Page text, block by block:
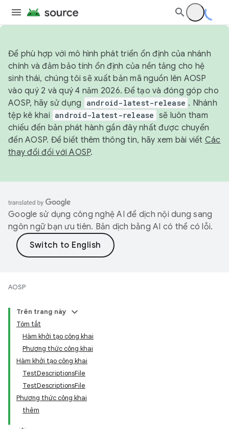
Để phù hợp với mô hình phát triển ổn định của nhánh
chính và đảm bảo tính ổn định của nền tảng cho hệ
sinh thái, chúng tôi sẽ xuất bản mã nguồn lên AOSP
vào quý 2 và quý 4 năm 2026. Để tạo và đóng góp cho
AOSP, hãy sử dụng
android-latest-release . Nhánh
tệp kê khai android-latest-release sẽ luôn tham
chiếu đến bản phát hành gần đây nhất được chuyển
đến AOSP. Để biết thêm thông tin, hãy xem bài viết Các
thay đổi đối với AOSP.
Google sử dụng công nghệ AI để dịch nội dung sang
ngôn ngữ bạn ưu tiên. Bản dịch bằng AI có thể có lỗi.
AOSP
Trên trang này
Tóm tắt
Hàm khởi tạo công khai
Phương thức công khai
Hàm khởi tạo công khai
TestDescriptionsFile
TestDescriptionsFile
Phương thức công khai
thêm